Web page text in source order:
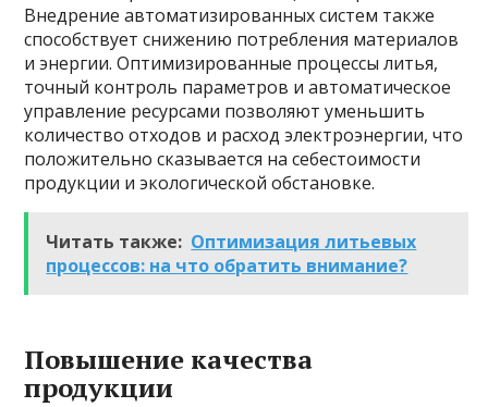
Внедрение автоматизированных систем также
способствует снижению потребления материалов
и энергии. Оптимизированные процессы литья,
точный контроль параметров и автоматическое
управление ресурсами позволяют уменьшить
количество отходов и расход электроэнергии, что
положительно сказывается на себестоимости
продукции и экологической обстановке.
Читать также: Оптимизация литьевых
процессов: на что обратить внимание?
Повышение качества
продукции